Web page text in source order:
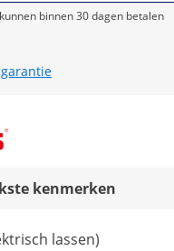
binnen 30 dagen betalen
kenmerken
lassen)